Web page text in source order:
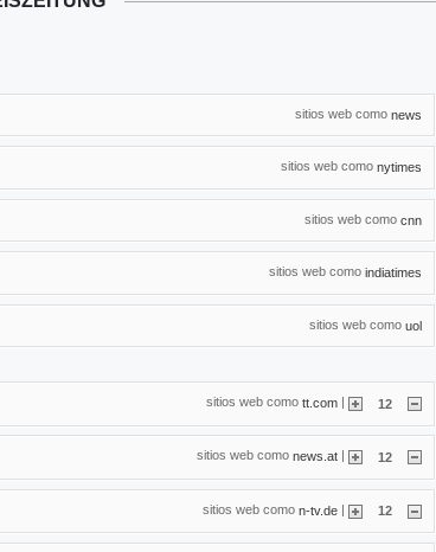
sitios web como news
sitios web como nytimes
sitios web como cnn
sitios web como indiatimes
sitios web como uol
sitios web como tt.com | 12
sitios web como news.at 12
sitios web como n-tv.de | 12